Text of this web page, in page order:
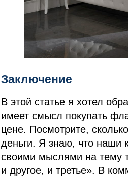
Заключение
В этой статье я хотел
имеет смысл покупать
цене. Посмотрите,
деньги. Я знаю, что наши
своими мыслями на тему
и другое, и третье». В